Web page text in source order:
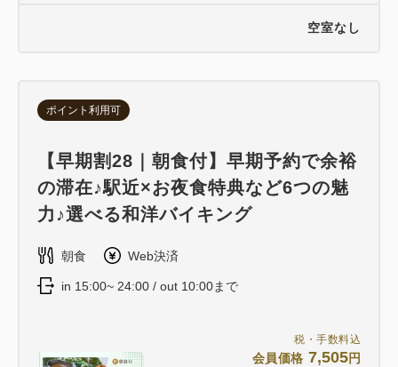
空室なし
税・手数料込
会員価格 7,505円
ポイント利用可
【早期割28｜朝食付】早期予約で余裕
の滞在♪駅近×お夜食特典など6つの魅
力♪選べる和洋バイキング
朝食 Web決済
in 15:00~ 24:00 / out 10:00まで